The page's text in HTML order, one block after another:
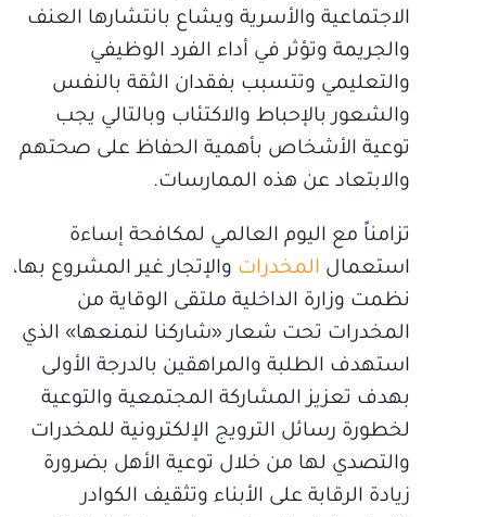
الاجتماعية والأسرية ويشاع بانتشارها العنف
والجريمة وتؤثر في أداء الفرد الوظيفي
والتعليمي وتتسبب بفقدان الثقة بالنفس
والشعور بالإحباط والاكتئاب وبالتالي يجب
توعية الأشخاص بأهمية الحفاظ على صحتهم
والابتعاد عن هذه الممارسات.
تزامناً مع اليوم العالمي لمكافحة إساءة
استعمال المخدرات والإتجار غير المشروع بها،
نظمت وزارة الداخلية ملتقى الوقاية من
المخدرات تحت شعار «شاركنا لنمنعها» الذي
استهدف الطلبة والمراهقين بالدرجة الأولى
بهدف تعزيز المشاركة المجتمعية والتوعية
لخطورة رسائل الترويج الإلكترونية للمخدرات
والتصدي لها من خلال توعية الأهل بضرورة
زيادة الرقابة على الأبناء وتثقيف الكوادر